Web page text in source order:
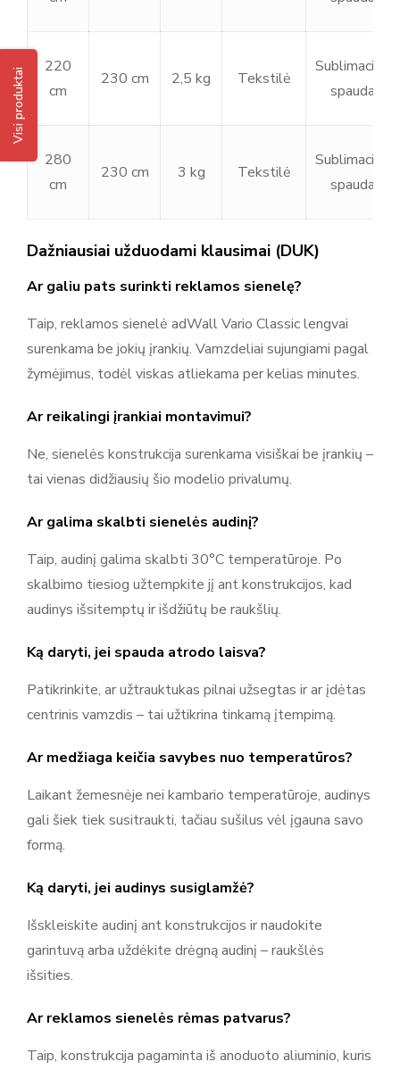
Visi produktai
220
cm
230 cm 2,5 kg Tekstilė
Sublimacinė
spauda
280
cm
230 cm 3 kg Tekstilė
Sublimacinė
spauda
Dažniausiai užduodami klausimai (DUK)
Ar galiu pats surinkti reklamos sienelę?
Taip, reklamos sienelė adWall Vario Classic lengvai
surenkama be jokių įrankių. Vamzdeliai sujungiami pagal
žymėjimus, todėl viskas atliekama per kelias minutes.
Ar reikalingi įrankiai montavimui?
Ne, sienelės konstrukcija surenkama visiškai be įrankių –
tai vienas didžiausių šio modelio privalumų.
Ar galima skalbti sienelės audinį?
Taip, audinį galima skalbti 30°C temperatūroje. Po
skalbimo tiesiog užtempkite jį ant konstrukcijos, kad
audinys išsitemptų ir išdžiūtų be raukšlių.
Ką daryti, jei spauda atrodo laisva?
Patikrinkite, ar užtrauktukas pilnai užsegtas ir ar įdėtas
centrinis vamzdis – tai užtikrina tinkamą įtempimą.
Ar medžiaga keičia savybes nuo temperatūros?
Laikant žemesnėje nei kambario temperatūroje, audinys
gali šiek tiek susitraukti, tačiau sušilus vėl įgauna savo
formą.
Ką daryti, jei audinys susiglamžė?
Išskleiskite audinį ant konstrukcijos ir naudokite
garintuvą arba uždėkite drėgną audinį – raukšlės
išsities.
Ar reklamos sienelės rėmas patvarus?
Taip, konstrukcija pagaminta iš anoduoto aliuminio, kuris